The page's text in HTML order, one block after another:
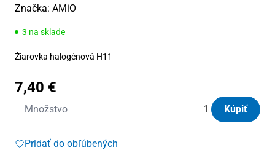
Značka: AMiO
3 na sklade
Žiarovka halogénová H11
7,40 €
Množstvo
množstvo
halogénová
Kúpiť
Pridať do obľúbených